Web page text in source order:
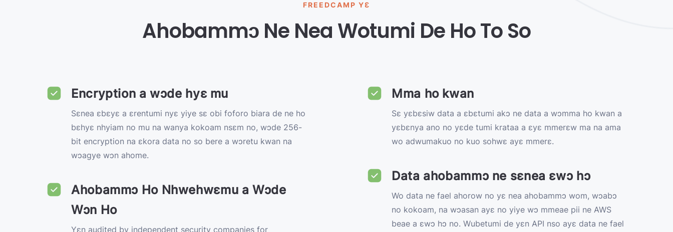
FREEDCAMP YƐ
Ahobammɔ Ne Nea Wotumi De Ho To So
Encryption a wɔde hyɛ mu
Sɛnea ɛbɛyɛ a ɛrentumi nyɛ yiye sɛ obi foforo biara de ne ho
bɛhyɛ nhyiam no mu na wanya kokoam nsɛm no, wɔde 256-
bit encryption na ɛkora data no so bere a wɔretu kwan na
wɔagye wɔn ahome.
Ahobammɔ Ho Nhwehwɛmu a Wɔde
Wɔn Ho
Yɛn audited by independent security companies for
Mma ho kwan
Sɛ yɛbɛsiw data a ɛbɛtumi akɔ ne data a wɔmma ho kwan a
yɛbɛnya ano no yɛde tumi krataa a ɛyɛ mmerɛw ma na ama
wo adwumakuo no kuo sohwɛ ayɛ mmerɛ.
Data ahobammɔ ne sɛnea ɛwɔ hɔ
Wo data ne fael ahorow no yɛ nea ahobammɔ wom, wɔabɔ
no kokoam, na wɔasan ayɛ no yiye wɔ mmeae pii ne AWS
beae a ɛwɔ hɔ no. Wubetumi de yɛn API nso ayɛ data ne fael